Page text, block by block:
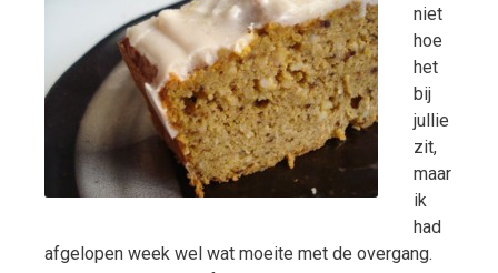
niet
hoe
het
bij
jullie
zit,
maar
ik
had
afgelopen week wel wat moeite met de overgang.